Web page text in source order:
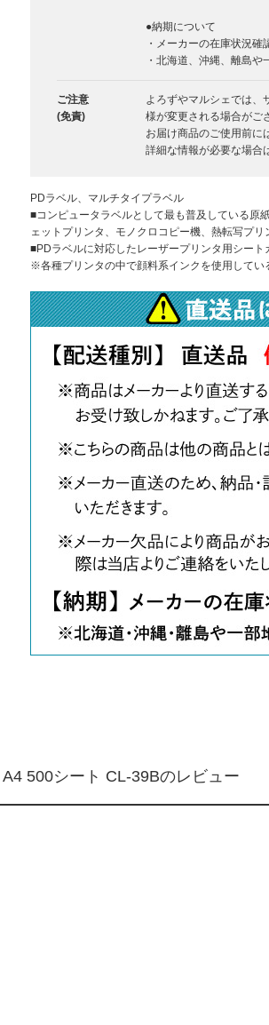
●納期について
・メーカーの在庫状況確
・北海道、沖縄、離島や
ご注意
(免責)
よろずやマルシェでは、
様が変更される場合がご
お届け商品のご使用前に
詳細な情報が必要な場合
PDラベル、マルチタイプラベル
■コンピュータラベルとして最も普及している原
ェットプリンタ、モノクロコピー機、熱転写プリ
■PDラベルに対応したレーザープリンタ用シート
※各種プリンタの中で顔料系インクを使用してい
500シート CL-39Bのレビュー